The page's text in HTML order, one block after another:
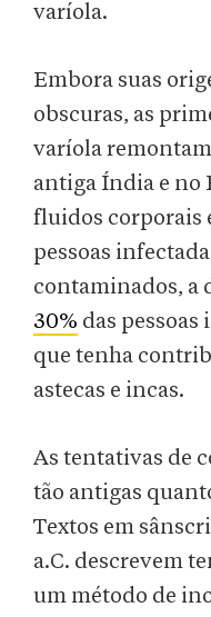
varíola.
Embora suas
obscuras, as
varíola
antiga Índia e no
fluidos corporais
pessoas
contaminados, a
30% das pessoas
que tenha
astecas e incas.
As tentativas de
tão antigas
Textos em
a.C. descrevem
um método de